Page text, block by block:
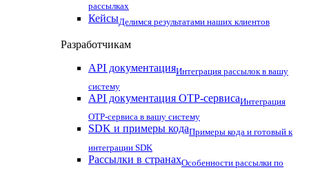
рассылках
КейсыДелимся результатами наших клиентов
Разработчикам
API документацияИнтеграция рассылок в вашу
систему
API документация OTP-сервисаИнтеграция
OTP-сервиса в вашу систему
SDK и примеры кодаПримеры кода и готовый к
интеграции SDK
Рассылки в странахОсобенности рассылки по